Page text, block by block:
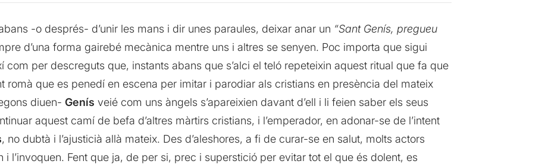
-o després- d’unir les mans i dir unes paraules, deixar anar un “Sant Genís, pregueu
d’una forma gairebé mecànica mentre uns i altres se senyen. Poc importa que sigui
com per descreguts que, instants abans que s’alci el teló repeteixin aquest ritual que fa que
romà que es penedí en escena per imitar i parodiar als cristians en presència del mateix
diuen- Genís veié com uns àngels s’apareixien davant d’ell i li feien saber els seus
aquest camí de befa d’altres màrtirs cristians, i l’emperador, en adonar-se de l’intent
, no dubtà i l’ajusticià allà mateix. Des d’aleshores, a fi de curar-se en salut, molts actors
l’invoquen. Fent que ja, de per si, prec i superstició per evitar tot el que és dolent, es